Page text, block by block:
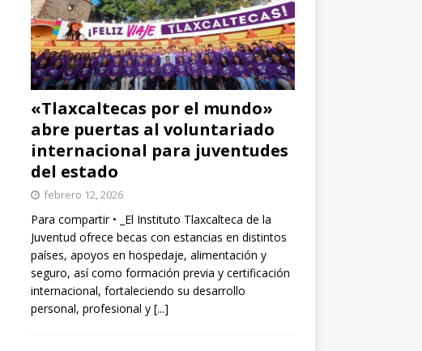
«Tlaxcaltecas por el mundo»
abre puertas al voluntariado
internacional para juventudes
del estado
febrero 12, 2026
Para compartir • _El Instituto Tlaxcalteca de la
Juventud ofrece becas con estancias en distintos
países, apoyos en hospedaje, alimentación y
seguro, así como formación previa y certificación
internacional, fortaleciendo su desarrollo
personal, profesional y [...]